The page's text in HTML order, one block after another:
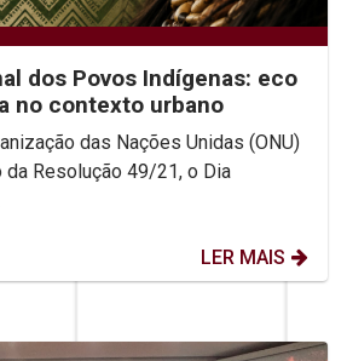
dos Povos Indígenas: eco
no contexto urbano
das Nações Unidas (ONU)
Resolução 49/21, o Dia
LER MAIS